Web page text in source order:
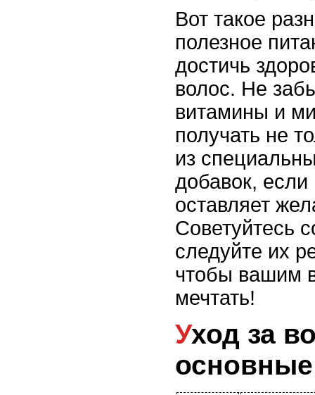
Вот такое
полезное
достичь
волос. Не
витамины и
получать не
из
добавок,
оставляет
Советуйтесь
следуйте их
чтобы вашим
мечтать!
Уход за волосами: